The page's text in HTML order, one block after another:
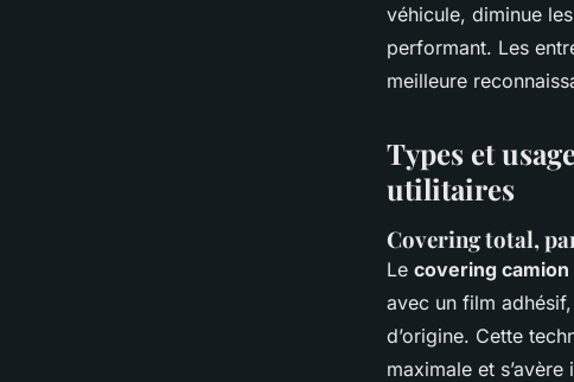
véhicule, diminue
performant. Les
meilleure
Types et
utilitaires
Covering total,
Le covering
avec un film
d’origine. Cette
maximale et